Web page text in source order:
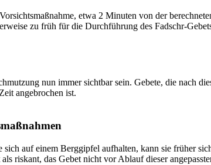
etwa 2 Minuten von der
zu früh für die Durchführung des Fadschr-
nun immer sichtbar sein. Gebete, die nach
angebrochen ist.
auf einem Berggipfel aufhalten, kann sie früher
riskant, das Gebet nicht vor Ablauf dieser